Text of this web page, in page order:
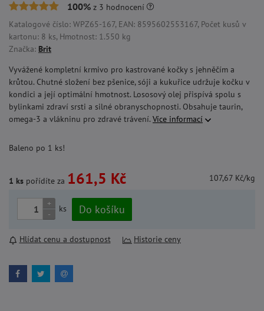
100% z 3 hodnocení
Katalogové číslo: WPZ65-167, EAN: 8595602553167, Počet kusů v
kartonu: 8 ks, Hmotnost: 1.550 kg
Značka: Brit
Vyvážené kompletní krmivo pro kastrované kočky s jehněčím a
krůtou. Chutné složení bez pšenice, sóji a kukuřice udržuje kočku v
kondici a její optimální hmotnost. Lososový olej přispívá spolu s
bylinkami zdraví srsti a silné obranyschopnosti. Obsahuje taurin,
omega-3 a vlákninu pro zdravé trávení. Více informací
Baleno po 1 ks!
1 ks pořídíte za 161,5 Kč 107,67 Kč/kg
+
-
ks Do košíku
Hlídat cenu a dostupnost Historie ceny